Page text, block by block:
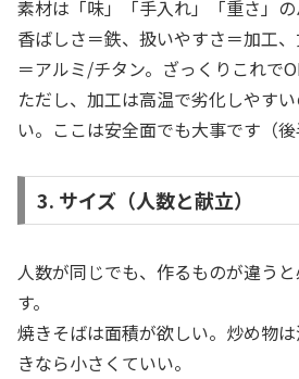
素材は「味」「手入れ」「重さ」の
香ばしさ＝鉄、扱いやすさ＝加工
＝アルミ/チタン。ざっくりこれで
ただし、加工は高温で劣化しやす
い。ここは安全面でも大事です（後
3. サイズ（人数と献立）
人数が同じでも、作るものが違う
す。
焼きそばは面積が欲しい。炒め物
きなら小さくていい。